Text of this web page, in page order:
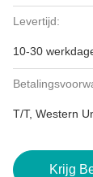
Levertijd:
10-30
T/T, Western
Krijg